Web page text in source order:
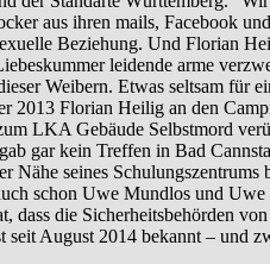
aus ihren mails, Facebook
Beziehung. Und Florian
leidende arme
Weibern. Etwas seltsam für
Florian Heilig an den
LKA Gebäude Selbstmord
gar kein Treffen in Bad
seines
schon Uwe Mundlos und
die Sicherheitsbehörden
seit August 2014 bekannt – und